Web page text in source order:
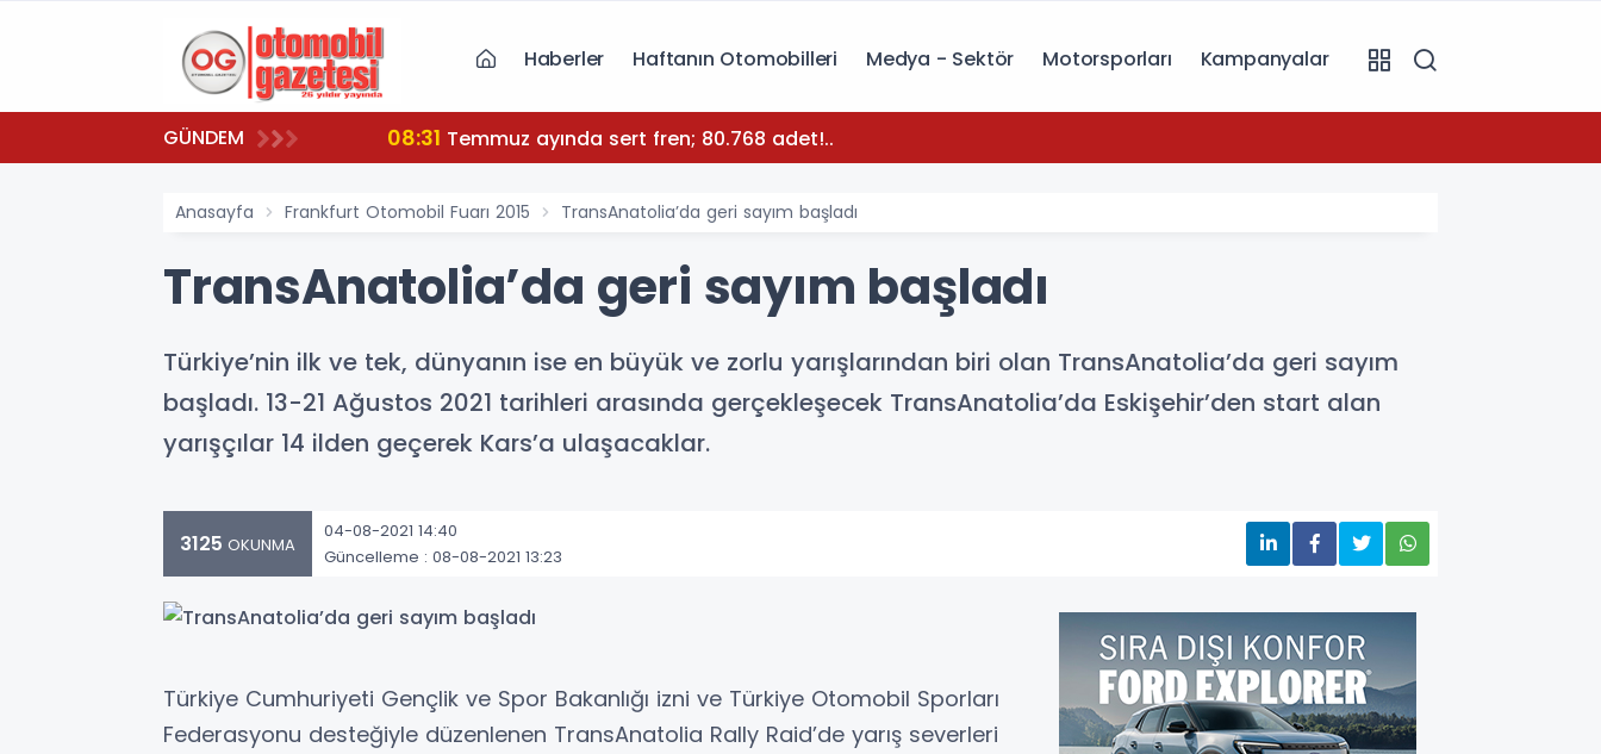
Haberler Haftanın Otomobilleri Medya - Sektör Motorsporları Kampanyalar
GÜNDEM 08:31 Temmuz ayında sert fren; 80.768 adet!..
Anasayfa Frankfurt Otomobil Fuarı 2015 TransAnatolia’da geri sayım başladı
TransAnatolia’da geri sayım başladı
Türkiye’nin ilk ve tek, dünyanın ise en büyük ve zorlu yarışlarından biri olan TransAnatolia’da geri sayım
başladı. 13-21 Ağustos 2021 tarihleri arasında gerçekleşecek TransAnatolia’da Eskişehir’den start alan
yarışçılar 14 ilden geçerek Kars’a ulaşacaklar.
3125 OKUNMA
04-08-2021 14:40
Güncelleme : 08-08-2021 13:23
Türkiye Cumhuriyeti Gençlik ve Spor Bakanlığı izni ve Türkiye Otomobil Sporları
Federasyonu desteğiyle düzenlenen TransAnatolia Rally Raid’de yarış severleri